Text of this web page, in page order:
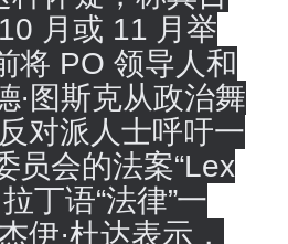
月或 11 月举
将 PO 领导人和
·图斯克从政治舞
对派人士呼吁一
员会的法案“Lex
丁语“法律”一
伊·杜达表示，